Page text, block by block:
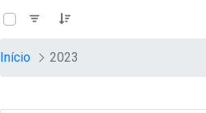
Pular para o Conteúdo principal
teste descricao
Início 2023